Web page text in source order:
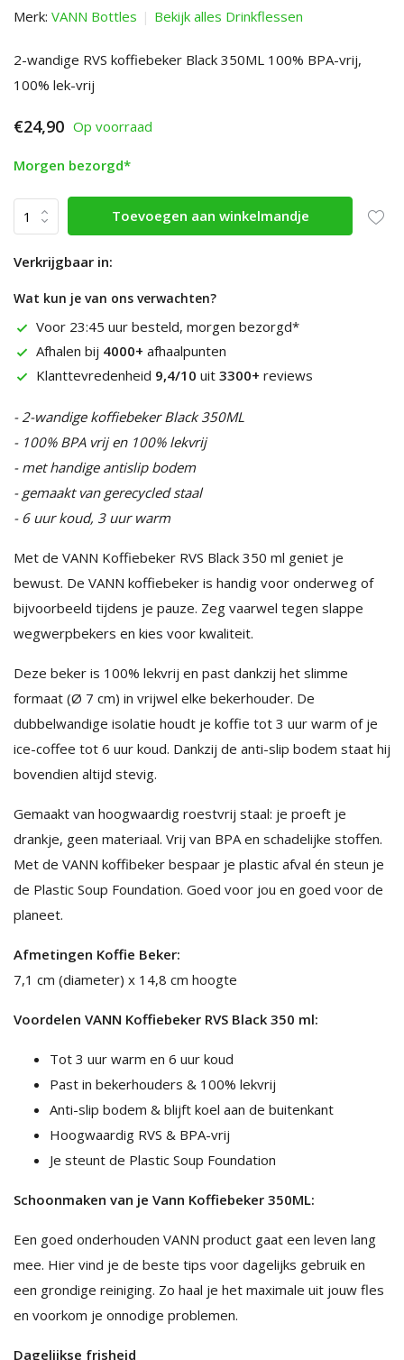
Merk: VANN Bottles Bekijk alles Drinkflessen
2-wandige RVS koffiebeker Black 350ML 100% BPA-vrij,
100% lek-vrij
€24,90 Op voorraad
Morgen bezorgd*
Toevoegen aan winkelmandje
Verkrijgbaar in:
Wat kun je van ons verwachten?
Voor 23:45 uur besteld, morgen bezorgd*
Afhalen bij 4000+ afhaalpunten
Klanttevredenheid 9,4/10 uit 3300+ reviews
- 2-wandige koffiebeker Black 350ML
- 100% BPA vrij en 100% lekvrij
- met handige antislip bodem
- gemaakt van gerecycled staal
- 6 uur koud, 3 uur warm
Met de VANN Koffiebeker RVS Black 350 ml geniet je
bewust. De VANN koffiebeker is handig voor onderweg of
bijvoorbeeld tijdens je pauze. Zeg vaarwel tegen slappe
wegwerpbekers en kies voor kwaliteit.
Deze beker is 100% lekvrij en past dankzij het slimme
formaat (Ø 7 cm) in vrijwel elke bekerhouder. De
dubbelwandige isolatie houdt je koffie tot 3 uur warm of je
ice-coffee tot 6 uur koud. Dankzij de anti-slip bodem staat hij
bovendien altijd stevig.
Gemaakt van hoogwaardig roestvrij staal: je proeft je
drankje, geen materiaal. Vrij van BPA en schadelijke stoffen.
Met de VANN koffibeker bespaar je plastic afval én steun je
de Plastic Soup Foundation. Goed voor jou en goed voor de
planeet.
Afmetingen Koffie Beker:
7,1 cm (diameter) x 14,8 cm hoogte
Voordelen VANN Koffiebeker RVS Black 350 ml:
Tot 3 uur warm en 6 uur koud
Past in bekerhouders & 100% lekvrij
Anti-slip bodem & blijft koel aan de buitenkant
Hoogwaardig RVS & BPA-vrij
Je steunt de Plastic Soup Foundation
Schoonmaken van je Vann Koffiebeker 350ML:
Een goed onderhouden VANN product gaat een leven lang
mee. Hier vind je de beste tips voor dagelijks gebruik en
een grondige reiniging. Zo haal je het maximale uit jouw fles
en voorkom je onnodige problemen.
Dagelijkse frisheid